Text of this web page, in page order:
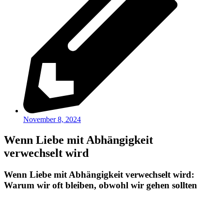
November 8, 2024
Wenn Liebe mit Abhängigkeit
verwechselt wird
Wenn Liebe mit Abhängigkeit verwechselt wird:
Warum wir oft bleiben, obwohl wir gehen sollten